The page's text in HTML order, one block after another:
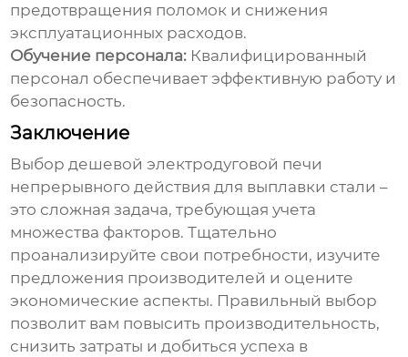
предотвращения поломок и снижения
эксплуатационных расходов.
Обучение персонала: Квалифицированный
персонал обеспечивает эффективную работу и
безопасность.
Заключение
Выбордешевой электродуговой печи
непрерывного действия для выплавки стали –
это сложная задача, требующая учета
множества факторов. Тщательно
проанализируйте свои потребности, изучите
предложения производителей и оцените
экономические аспекты. Правильный выбор
позволит вам повысить производительность,
снизить затраты и добиться успеха в